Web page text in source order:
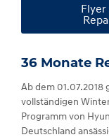
Flyer
36 Monate
Ab dem 01.07.2018
vollständigen
Programm von
Deutschland